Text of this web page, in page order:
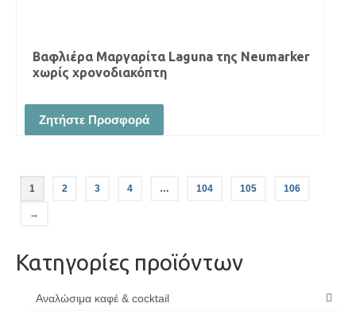
Βαφλιέρα Μαργαρίτα Laguna της Neumarker
χωρίς χρονοδιακόπτη
Ζητήστε Προσφορά
1 2 3 4 … 104 105 106
→
Κατηγορίες προϊόντων
Αναλώσιμα καφέ & cocktail